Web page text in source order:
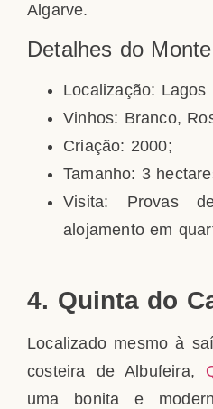
Algarve.
Detalhes do
Localização:
Vinhos: Branco,
Criação: 2000;
Tamanho: 3
Visita: Provas
alojamento em
4. Quinta do
Localizado mesmo à
costeira de Albufeira,
uma bonita e